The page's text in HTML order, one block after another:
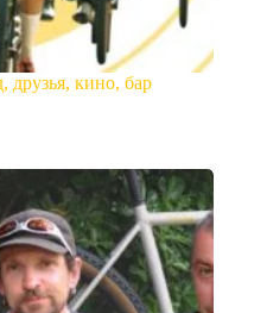
кино, бар